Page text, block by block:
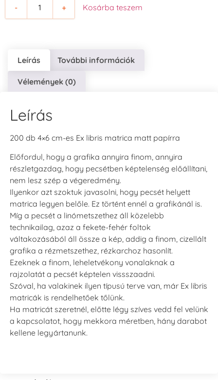
- + Kosárba teszem
Leírás További információk
Vélemények (0)
Leírás
200 db 4×6 cm-es Ex libris matrica matt papírra
Előfordul, hogy a grafika annyira finom, annyira
részletgazdag, hogy pecsétben képtelenség előállítani,
nem lesz szép a végeredmény.
Ilyenkor azt szoktuk javasolni, hogy pecsét helyett
matrica legyen belőle. Ez történt ennél a grafikánál is.
Míg a pecsét a linómetszethez áll közelebb
technikailag, azaz a fekete-fehér foltok
váltakozásából áll össze a kép, addig a finom, cizellált
grafika a rézmetszethez, rézkarchoz hasonlít.
Ezeknek a finom, leheletvékony vonalaknak a
rajzolatát a pecsét képtelen vissszaadni.
Szóval, ha valakinek ilyen típusú terve van, már Ex libris
matricák is rendelhetőek tőlünk.
Ha matricát szeretnél, előtte légy szíves vedd fel velünk
a kapcsolatot, hogy mekkora méretben, hány darabot
kellene legyártanunk.